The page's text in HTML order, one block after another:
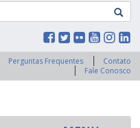
Perguntas Frequentes
Contato
Fale Conosco